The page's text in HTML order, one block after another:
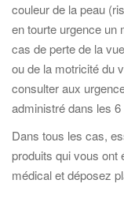
couleur de la peau
en tourte urgence un
cas de perte de la
ou de la motricité du
consulter aux
administré dans les 6
Dans tous les cas,
produits qui vous ont
médical et déposez